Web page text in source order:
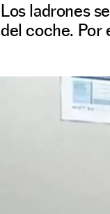
Los ladrones
del coche. Por